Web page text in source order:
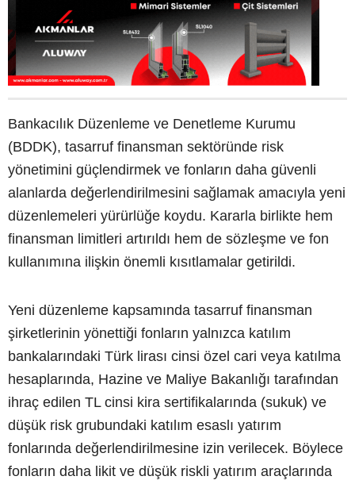
Bankacılık Düzenleme ve Denetleme Kurumu
(BDDK), tasarruf finansman sektöründe risk
yönetimini güçlendirmek ve fonların daha güvenli
alanlarda değerlendirilmesini sağlamak amacıyla yeni
düzenlemeleri yürürlüğe koydu. Kararla birlikte hem
finansman limitleri artırıldı hem de sözleşme ve fon
kullanımına ilişkin önemli kısıtlamalar getirildi.
Yeni düzenleme kapsamında tasarruf finansman
şirketlerinin yönettiği fonların yalnızca katılım
bankalarındaki Türk lirası cinsi özel cari veya katılma
hesaplarında, Hazine ve Maliye Bakanlığı tarafından
ihraç edilen TL cinsi kira sertifikalarında (sukuk) ve
düşük risk grubundaki katılım esaslı yatırım
fonlarında değerlendirilmesine izin verilecek. Böylece
fonların daha likit ve düşük riskli yatırım araçlarında